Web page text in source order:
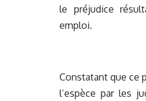
le préjudice
emploi.
Constatant que ce
l’espèce par les